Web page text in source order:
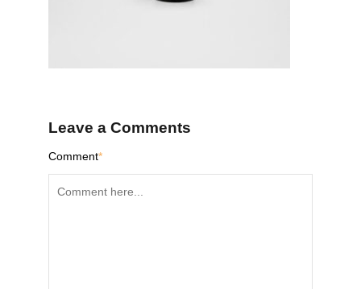
Leave a Comments
Comment*